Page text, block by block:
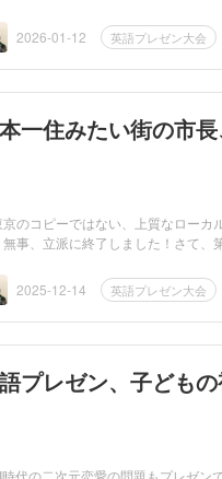
2026-01-12
英語プレゼン大会
一住みたい街の市
のコピーではない、上質なロー
無事、立派に終了しました！さて
2025-12-14
英語プレゼン大会
プレゼン、子ども
代の二次元恋愛の問題もプレゼ